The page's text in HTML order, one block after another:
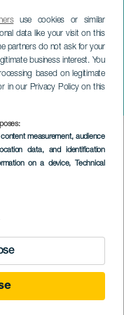
use cookies or similar
data like your visit on this
partners do not ask for your
business interest. You
based on legitimate
in our Privacy Policy on this
measurement, audience
data, and identification
on a device, Technical
Петра